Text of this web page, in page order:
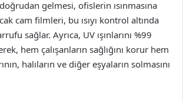
doğrudan gelmesi, ofislerin ısınmasına
cam filmleri, bu ısıyı kontrol altında
sağlar. Ayrıca, UV ışınlarını %99
hem çalışanların sağlığını korur hem
halıların ve diğer eşyaların solmasını